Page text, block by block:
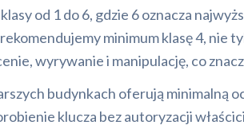
od 1 do 6, gdzie 6 oznacza
minimum klasę 4, nie
wyrywanie i manipulację, co
budynkach oferują minimalną
klucza bez autoryzacji